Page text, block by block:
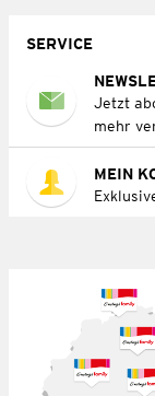
SERVICE
Jetzt
mehr
MEIN